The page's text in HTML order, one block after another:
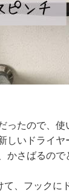
たので、
いドライヤ
さばるの
、フックに